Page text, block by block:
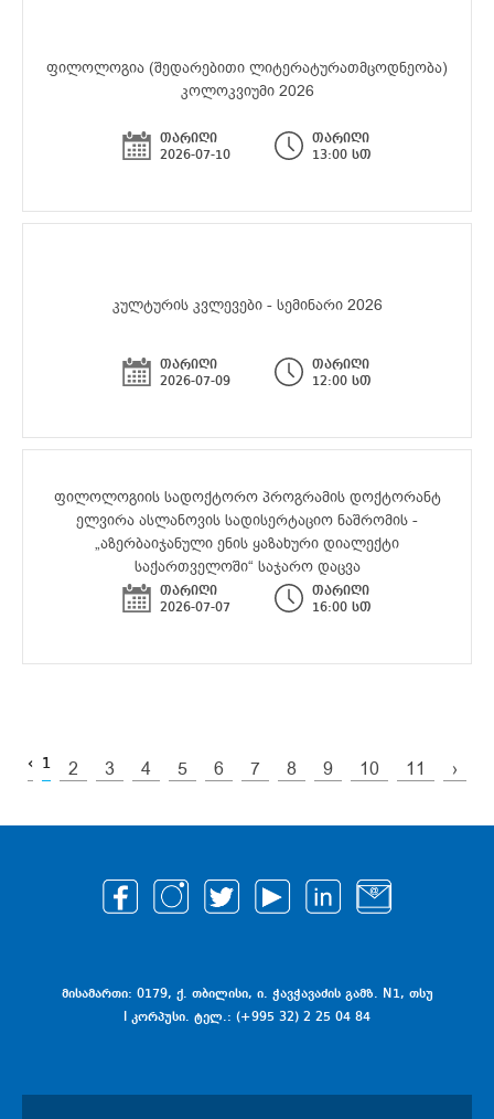
ფილოლოგია (შედარებითი ლიტერატურათმცოდნეობა)
კოლოკვიუმი 2026
თარიღი
2026-07-10
თარიღი
13:00 სთ
კულტურის კვლევები - სემინარი 2026
თარიღი
2026-07-09
თარიღი
12:00 სთ
ფილოლოგიის სადოქტორო პროგრამის დოქტორანტ
ელვირა ასლანოვის სადისერტაციო ნაშრომის -
„აზერბაიჯანული ენის ყაზახური დიალექტი
საქართველოში“ საჯარო დაცვა
თარიღი
2026-07-07
თარიღი
16:00 სთ
‹ 1 2 3 4 5 6 7 8 9 10 11 ›
მისამართი: 0179, ქ. თბილისი, ი. ჭავჭავაძის გამზ. N1, თსუ
I კორპუსი. ტელ.: (+995 32) 2 25 04 84